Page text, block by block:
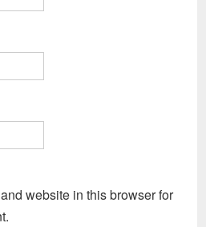
website in this browser for